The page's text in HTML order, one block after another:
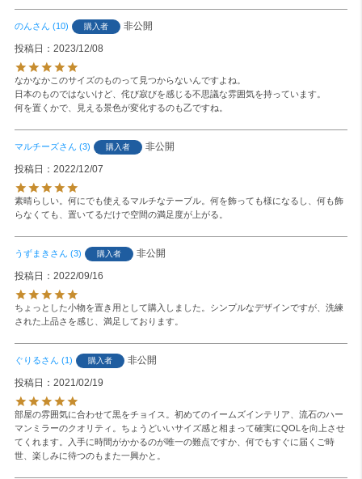
のん 10 購入者
非公開
投稿日
2023/12/08
なかなかこのサイズのものって見つからないんですよね。
日本のものではないけど、侘び寂びを感じる不思議な雰囲気を持っています。
何を置くかで、見える景色が変化するのも乙ですね。
マルチーズ 3 購入者
非公開
投稿日
2022/12/07
素晴らしい。何にでも使えるマルチなテーブル。何を飾っても様になるし、何も飾
らなくても、置いてるだけで空間の満足度が上がる。
うずまき 3 購入者
非公開
投稿日
2022/09/16
ちょっとした小物を置き用として購入しました。シンプルなデザインですが、洗練
された上品さを感じ、満足しております。
ぐりる 1 購入者
非公開
投稿日
2021/02/19
部屋の雰囲気に合わせて黒をチョイス。初めてのイームズインテリア、流石のハー
マンミラーのクオリティ。ちょうどいいサイズ感と相まって確実にQOLを向上させ
てくれます。入手に時間がかかるのが唯一の難点ですか、何でもすぐに届くご時
世、楽しみに待つのもまた一興かと。